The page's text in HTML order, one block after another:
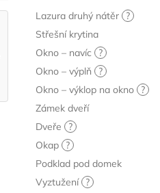
Lazura druhý nátěr
?
Střešní krytina
Okno – navíc
?
Okno – výplň
?
Okno – výklop na okno
?
Zámek dveří
Dveře
?
Okap
?
Podklad pod domek
Vyztužení ?